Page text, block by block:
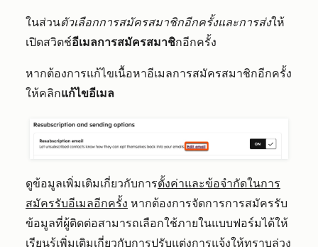
ในส่วนตัวเลือกการสมัครสมาชิกอีกครั้งและการส่งให้
เปิดสวิตช์อีเมลการสมัครสมาชิกอีกครั้ง
หากต้องการแก้ไขเนื้อหาอีเมลการสมัครสมาชิกอีกครั้ง
ให้คลิกแก้ไขอีเมล
ดูข้อมูลเพิ่มเติมเกี่ยวกับการตั้งค่าและข้อจำกัดในการ
สมัครรับอีเมลอีกครั้ง หากต้องการจัดการการสมัครรับ
ข้อมูลที่ผู้ติดต่อสามารถเลือกใช้ภายในแบบฟอร์มได้ให้
เรียนรู้เพิ่มเติมเกี่ยวกับการปรับแต่งการแจ้งให้ทราบล่วง